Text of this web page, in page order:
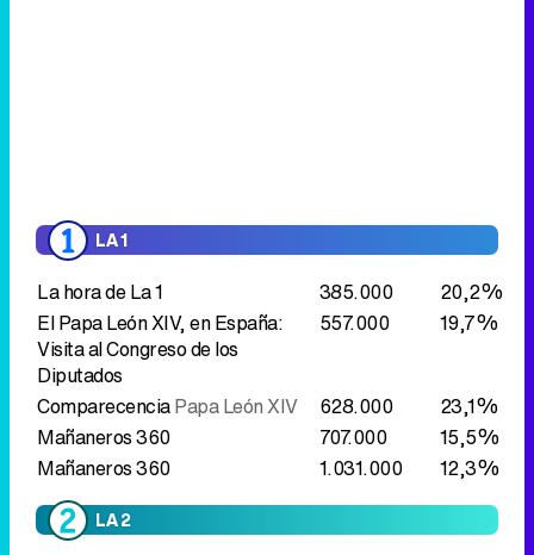
LA 1
La hora de La 1 385.000
20,2%
El Papa León XIV, en España:
Visita al Congreso de los
Diputados
557.000 19,7%
ComparecenciaPapa León XIV 628.000
23,1%
Mañaneros 360
707.000
15,5%
Mañaneros 360
1.031.000 12,3%
LA 2